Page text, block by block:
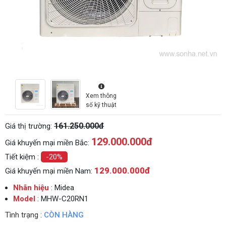
Xem thông
số kỹ thuật
Giá thị trường: 161.250.000đ
Giá khuyến mại miền Bắc: 129.000.000đ
Tiết kiệm :
-20%
Giá khuyến mại miền Nam: 129.000.000đ
Nhãn hiệu : Midea
Model : MHW-C20RN1
Tình trạng : CÒN HÀNG